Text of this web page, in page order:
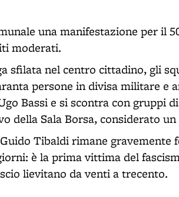
una manifestazione per il
moderati.
sfilata nel centro cittadino, gli
persone in divisa militare e
Bassi e si scontra con gruppi
della Sala Borsa, considerato
Tibaldi rimane gravemente
è la prima vittima del
lievitano da venti a trecento.